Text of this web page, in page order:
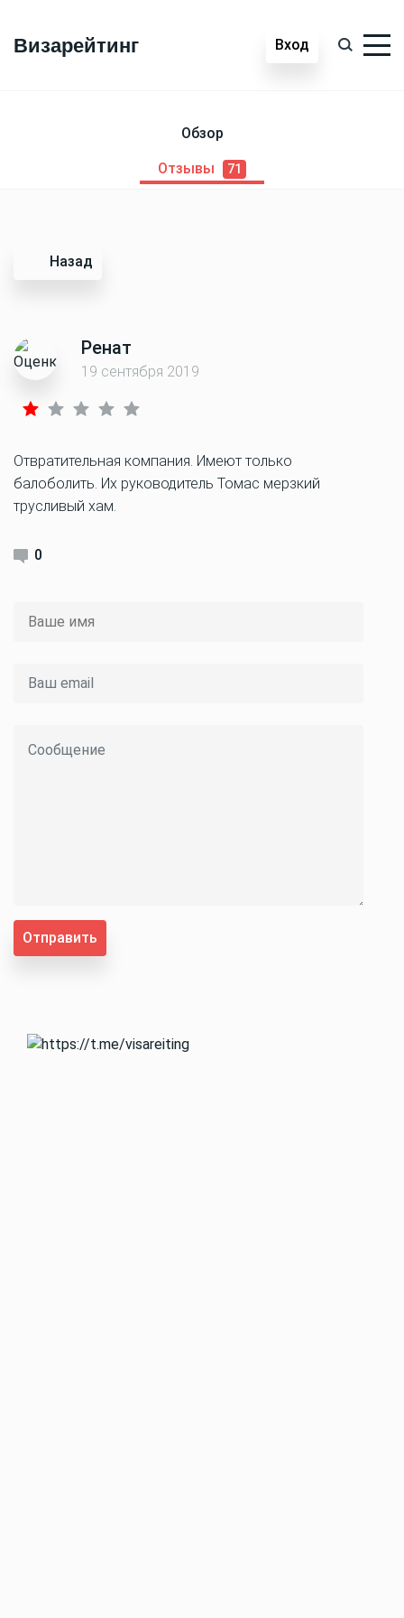
Визарейтинг Вход
Обзор
Отзывы 71
Назад
Ренат
19 сентября 2019
Отвратительная компания. Имеют только
балоболить. Их руководитель Томас мерзкий
трусливый хам.
0
Отправить